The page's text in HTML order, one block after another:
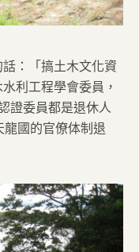
：「搞土木文化資
利工程學會委員，
證委員都是退休人
國的官僚体制退